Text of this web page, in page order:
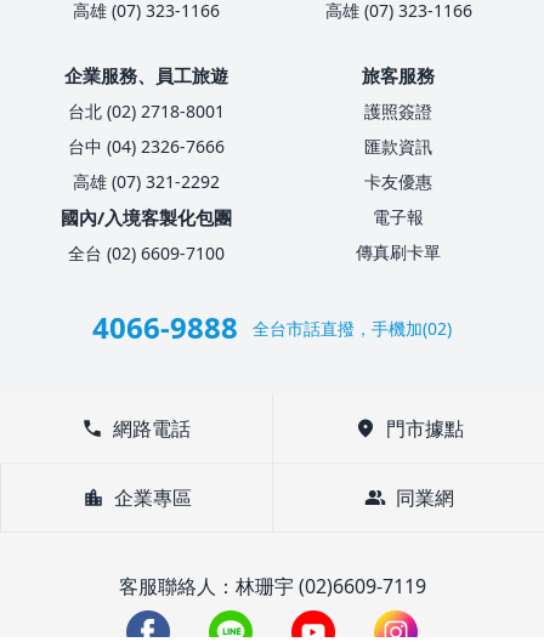
高雄 (07) 323-1166
高雄 (07) 323-1166
企業服務、員工旅遊
台北 (02) 2718-8001
台中 (04) 2326-7666
高雄 (07) 321-2292
國內/入境客製化包團
全台 (02) 6609-7100
旅客服務
護照簽證
匯款資訊
卡友優惠
電子報
傳真刷卡單
4066-9888 全台市話直撥，手機加(02)
call 網路電話 location_on 門市據點
location_city 企業專區 group 同業網
客服聯絡人：林珊宇 (02)6609-7119